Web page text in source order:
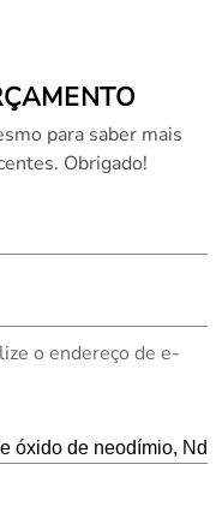
para saber mais
Obrigado!
o endereço de e-